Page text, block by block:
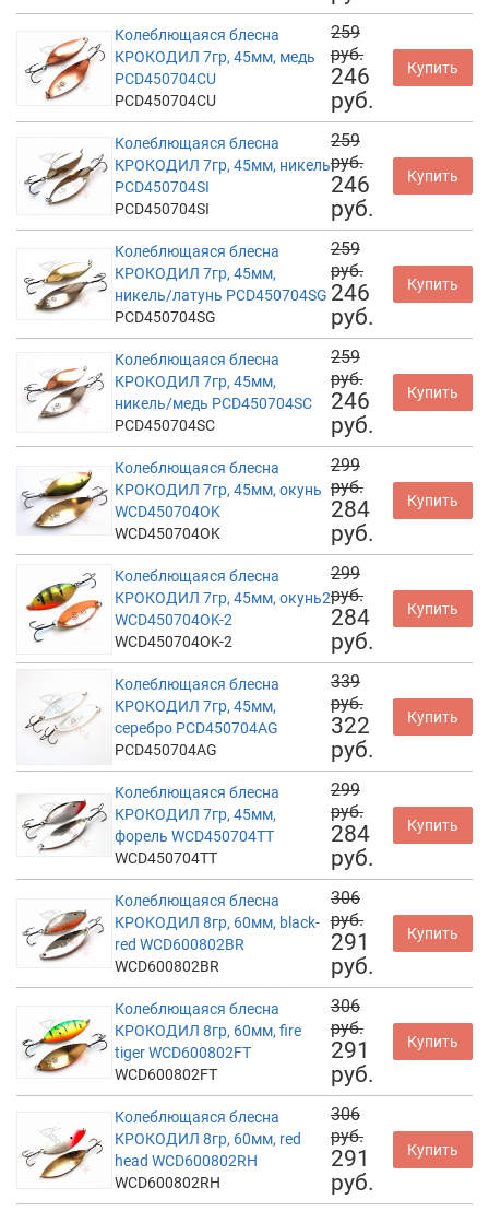
Колеблющаяся блесна
КРОКОДИЛ 7гр, 45мм, медь
PCD450704CU
PCD450704CU
259
руб.
246
руб.
Купить
Колеблющаяся блесна
КРОКОДИЛ 7гр, 45мм, никель
PCD450704SI
PCD450704SI
259
руб.
246
руб.
Купить
Колеблющаяся блесна
КРОКОДИЛ 7гр, 45мм,
никель/латунь PCD450704SG
PCD450704SG
259
руб.
246
руб.
Купить
Колеблющаяся блесна
КРОКОДИЛ 7гр, 45мм,
никель/медь PCD450704SC
PCD450704SC
259
руб.
246
руб.
Купить
Колеблющаяся блесна
КРОКОДИЛ 7гр, 45мм, окунь
WCD450704OK
WCD450704OK
299
руб.
284
руб.
Купить
Колеблющаяся блесна
КРОКОДИЛ 7гр, 45мм, окунь2
WCD450704OK-2
WCD450704OK-2
299
руб.
284
руб.
Купить
Колеблющаяся блесна
КРОКОДИЛ 7гр, 45мм,
серебро PCD450704AG
PCD450704AG
339
руб.
322
руб.
Купить
Колеблющаяся блесна
КРОКОДИЛ 7гр, 45мм,
форель WCD450704TT
WCD450704TT
299
руб.
284
руб.
Купить
Колеблющаяся блесна
КРОКОДИЛ 8гр, 60мм, black-
red WCD600802BR
WCD600802BR
306
руб.
291
руб.
Купить
Колеблющаяся блесна
КРОКОДИЛ 8гр, 60мм, fire
tiger WCD600802FT
WCD600802FT
306
руб.
291
руб.
Купить
Колеблющаяся блесна
КРОКОДИЛ 8гр, 60мм, red
head WCD600802RH
WCD600802RH
306
руб.
291
руб.
Купить